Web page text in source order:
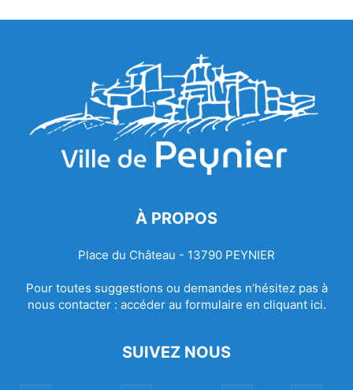
À PROPOS
Place du Château - 13790 PEYNIER
Pour toutes suggestions ou demandes n’hésitez pas à
nous contacter : accéder au formulaire en cliquant ici.
SUIVEZ NOUS